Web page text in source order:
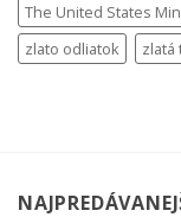
The United States
zlato odliatok
zlatá